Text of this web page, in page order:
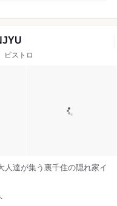
ビストロ
人達が集う裏千住の隠れ家イ